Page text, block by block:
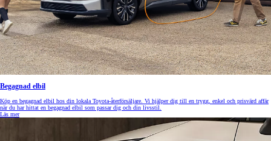
Begagnad elbil
Köp en begagnad elbil hos din lokala Toyota-återförsäljare. Vi hjälper dig till en trygg, enkel och prisvärd affär
när du har hittat en begagnad elbil som passar dig och din livsstil.
Läs mer